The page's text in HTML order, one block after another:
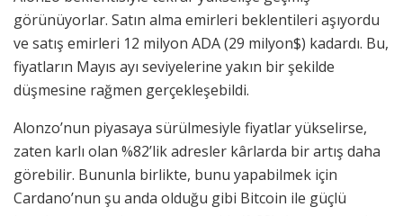
görünüyorlar. Satın alma emirleri beklentileri aşıyordu
ve satış emirleri 12 milyon ADA (29 milyon$) kadardı. Bu,
fiyatların Mayıs ayı seviyelerine yakın bir şekilde
düşmesine rağmen gerçekleşebildi.
Alonzo’nun piyasaya sürülmesiyle fiyatlar yükselirse,
zaten karlı olan %82’lik adresler kârlarda bir artış daha
görebilir. Bununla birlikte, bunu yapabilmek için
Cardano’nun şu anda olduğu gibi Bitcoin ile güçlü